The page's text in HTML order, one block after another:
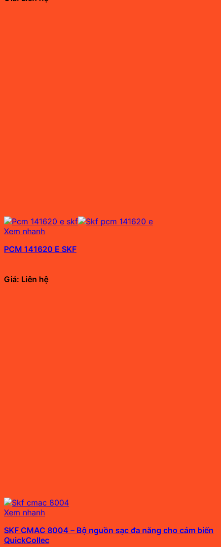
Xem nhanh
PCM 141620 E SKF
Giá: Liên hệ
Xem nhanh
SKF CMAC 8004 – Bộ nguồn sạc đa năng cho cảm biến
QuickCollec